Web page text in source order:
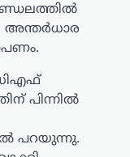
അന്തർധാര
പിന്നിൽ
പറയുന്നു.